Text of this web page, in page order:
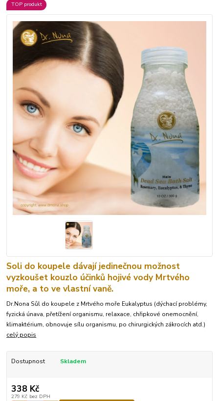
TOP produkt
Soli do koupele dávají jedinečnou možnost
vyzkoušet kouzlo účinků hojivé vody Mrtvého
moře, a to ve vlastní vaně.
Dr.Nona Sůl do koupele z Mrtvého moře Eukalyptus (dýchací problémy,
fyzická únava, přetížení organismu, relaxace, chřipkové onemocnění,
klimaktérium, obnovuje sílu organismu, po chirurgických zákrocích atd.)
celý popis
Dostupnost Skladem
338 Kč
279 Kč bez DPH